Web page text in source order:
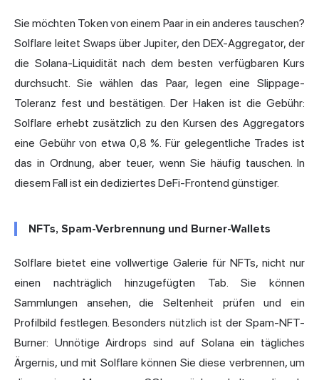
Sie möchten Token von einem Paar in ein anderes tauschen?
Solflare leitet Swaps über Jupiter, den DEX-Aggregator, der
die Solana-Liquidität nach dem besten verfügbaren Kurs
durchsucht. Sie wählen das Paar, legen eine Slippage-
Toleranz fest und bestätigen. Der Haken ist die Gebühr:
Solflare erhebt zusätzlich zu den Kursen des Aggregators
eine Gebühr von etwa 0,8 %. Für gelegentliche Trades ist
das in Ordnung, aber teuer, wenn Sie häufig tauschen. In
diesem Fall ist ein dediziertes DeFi-Frontend günstiger.
NFTs, Spam-Verbrennung und Burner-Wallets
Solflare bietet eine vollwertige Galerie für NFTs, nicht nur
einen nachträglich hinzugefügten Tab. Sie können
Sammlungen ansehen, die Seltenheit prüfen und ein
Profilbild festlegen. Besonders nützlich ist der Spam-NFT-
Burner: Unnötige Airdrops sind auf Solana ein tägliches
Ärgernis, und mit Solflare können Sie diese verbrennen, um